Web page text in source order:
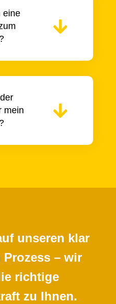
eine
mein
unseren klar
– wir
richtige
zu Ihnen.